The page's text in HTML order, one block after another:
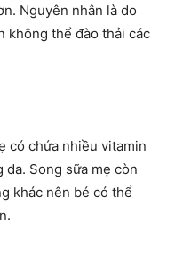
Nguyên nhân là do
không thể đào thải các
có chứa nhiều vitamin
Song sữa mẹ còn
khác nên bé có thể